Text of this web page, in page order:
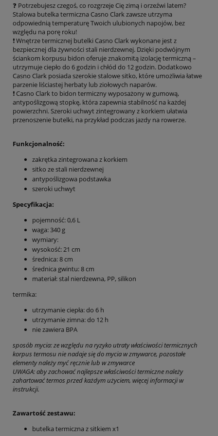
❓ Potrzebujesz czegoś, co rozgrzeje Cię zimą i orzeźwi latem?
Stalowa butelka termiczna Casno Clark zawsze utrzyma
odpowiednią temperaturę Twoich ulubionych napojów, bez
względu na porę roku!
❗ Wnętrze termicznej butelki Casno Clark wykonane jest z
bezpiecznej dla żywności stali nierdzewnej. Dzięki podwójnym
ściankom korpusu bidon oferuje znakomitą izolację termiczną –
utrzymuje ciepło do 6 godzin i chłód do 12 godzin. Dodatkowo
Casno Clark posiada szerokie stalowe sitko, które umożliwia łatwe
parzenie liściastej herbaty lub ziołowych naparów.
❗ Casno Clark to bidon termiczny wyposażony w gumową,
antypoślizgową stopkę, która zapewnia stabilność na każdej
powierzchni. Szeroki uchwyt zintegrowany z korkiem ułatwia
przenoszenie butelki, na przykład podczas jazdy na rowerze.
Funkcjonalność:
zakrętka zintegrowana z korkiem
sitko ze stali nierdzewnej
antypoślizgowa podstawka
szeroki uchwyt
Specyfikacja:
pojemność: 0,6 L
waga: 340 g
wymiary:
wysokość: 21 cm
średnica: 8 cm
średnica gwintu: 8 cm
materiał: stal nierdzewna, PP, silikon
termika:
utrzymanie ciepła: do 6 h
utrzymanie zimna: do 12 h
nie zawiera BPA
sposób mycia: ze względu na ryzyko utraty właściwości termicznych
korpus termosu nie nadaje się do mycia w zmywarce, pozostałe
elementy należy myć ręcznie lub w zmywarce
UWAGA: aby zachować najlepsze właściwości termiczne należy
zahartować termos przed każdym użyciem, więcej informacji w
instrukcji.
Zawartość zestawu:
butelka termiczna z sitkiem x1